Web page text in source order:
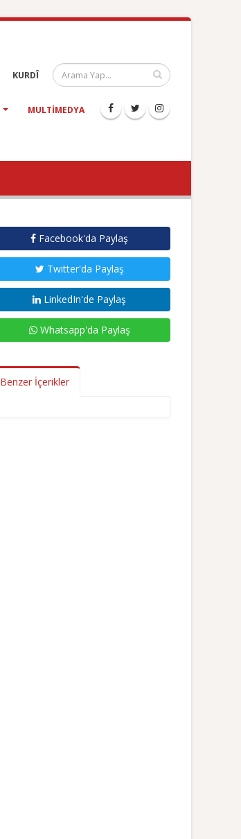
KURDÎ
MULTIMEDYA
Facebook'da Paylaş
Twitter'da Paylaş
LinkedIn'de Paylaş
Whatsapp'da Paylaş
Benzer İçerikler